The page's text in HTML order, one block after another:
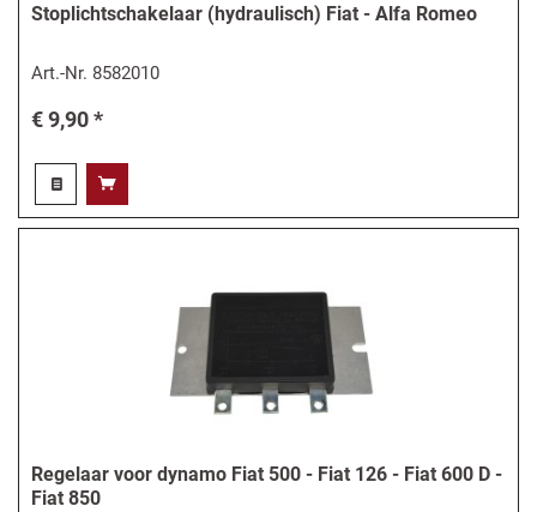
Stoplichtschakelaar (hydraulisch) Fiat - Alfa Romeo
Art.-Nr. 8582010
€ 9,90 *
Regelaar voor dynamo Fiat 500 - Fiat 126 - Fiat 600 D -
Fiat 850